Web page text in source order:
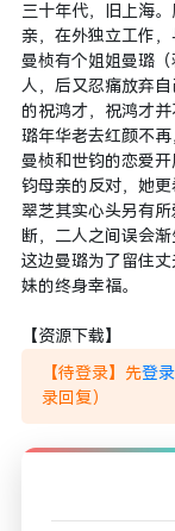
三十年代，旧上海
亲，在外独立工作，
曼桢有个姐姐曼璐
人，后又忍痛放弃
的祝鸿才，祝鸿才
璐年华老去红颜不再
曼桢和世钧的恋爱
钧母亲的反对，她
翠芝其实心头另有
断，二人之间误会渐
这边曼璐为了留住
妹的终身幸福。
【资源下载】
【待登录】先登录
录回复）